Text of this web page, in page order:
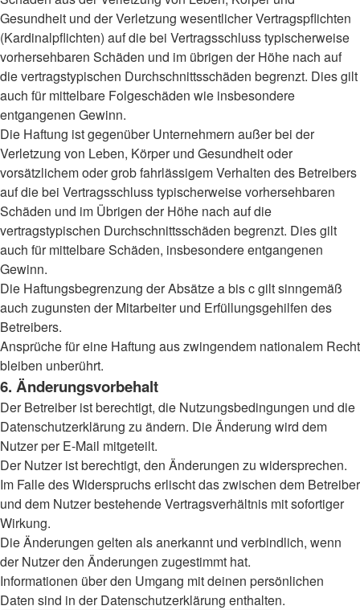
Gesundheit und der Verletzung wesentlicher Vertragspflichten
(Kardinalpflichten) auf die bei Vertragsschluss typischerweise
vorhersehbaren Schäden und im übrigen der Höhe nach auf
die vertragstypischen Durchschnittsschäden begrenzt. Dies gilt
auch für mittelbare Folgeschäden wie insbesondere
entgangenen Gewinn.
Die Haftung ist gegenüber Unternehmern außer bei der
Verletzung von Leben, Körper und Gesundheit oder
vorsätzlichem oder grob fahrlässigem Verhalten des Betreibers
auf die bei Vertragsschluss typischerweise vorhersehbaren
Schäden und im Übrigen der Höhe nach auf die
vertragstypischen Durchschnittsschäden begrenzt. Dies gilt
auch für mittelbare Schäden, insbesondere entgangenen
Gewinn.
Die Haftungsbegrenzung der Absätze a bis c gilt sinngemäß
auch zugunsten der Mitarbeiter und Erfüllungsgehilfen des
Betreibers.
Ansprüche für eine Haftung aus zwingendem nationalem Recht
bleiben unberührt.
6. Änderungsvorbehalt
Der Betreiber ist berechtigt, die Nutzungsbedingungen und die
Datenschutzerklärung zu ändern. Die Änderung wird dem
Nutzer per E-Mail mitgeteilt.
Der Nutzer ist berechtigt, den Änderungen zu widersprechen.
Im Falle des Widerspruchs erlischt das zwischen dem Betreiber
und dem Nutzer bestehende Vertragsverhältnis mit sofortiger
Wirkung.
Die Änderungen gelten als anerkannt und verbindlich, wenn
der Nutzer den Änderungen zugestimmt hat.
Informationen über den Umgang mit deinen persönlichen
Daten sind in der Datenschutzerklärung enthalten.